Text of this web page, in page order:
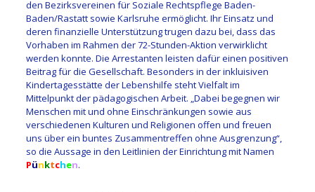
den Bezirksvereinen für Soziale Rechtspflege Baden-
Baden/Rastatt sowie Karlsruhe ermöglicht. Ihr Einsatz und
deren finanzielle Unterstützung trugen dazu bei, dass das
Vorhaben im Rahmen der 72-Stunden-Aktion verwirklicht
werden konnte. Die Arrestanten leisten dafür einen positiven
Beitrag für die Gesellschaft. Besonders in der inkluisiven
Kindertagesstätte der Lebenshilfe steht Vielfalt im
Mittelpunkt der pädagogischen Arbeit. „Dabei begegnen wir
Menschen mit und ohne Einschränkungen sowie aus
verschiedenen Kulturen und Religionen offen und freuen
uns über ein buntes Zusammentreffen ohne Ausgrenzung“,
so die Aussage in den Leitlinien der Einrichtung mit Namen
Pünktchen.